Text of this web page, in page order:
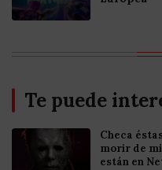
Te puede
Checa
morir de
están en